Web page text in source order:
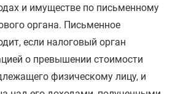
и имуществе по письменному
органа. Письменное
если налоговый орган
о превышении стоимости
физическому лицу, и